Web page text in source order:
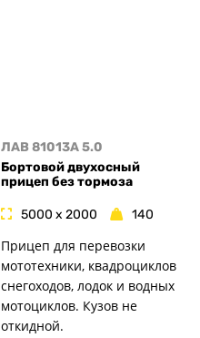
ЛАВ 81013A 5.0
Бортовой двухосный
прицеп без тормоза
5000 x 2000 140
Прицеп для перевозки
мототехники, квадроциклов
снегоходов, лодок и водных
мотоциклов. Кузов не
откидной.